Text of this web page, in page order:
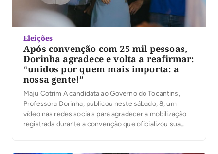
Eleições
Após convenção com 25 mil pessoas,
Dorinha agradece e volta a reafirmar:
“unidos por quem mais importa: a
nossa gente!”
Maju Cotrim A candidata ao Governo do Tocantins,
Professora Dorinha, publicou neste sábado, 8, um
vídeo nas redes sociais para agradecer a mobilização
registrada durante a convenção que oficializou sua